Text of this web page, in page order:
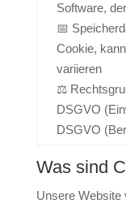
Software,
📅
Cookie,
variieren
⚖️
DSGVO
DSGVO
Was sind
Unsere Website